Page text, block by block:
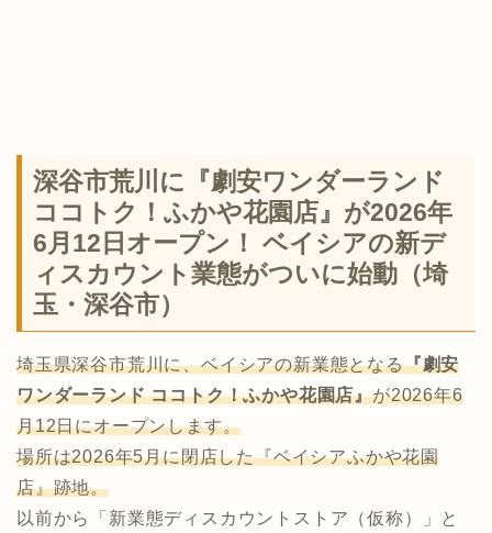
深谷市荒川に『劇安ワンダーランド
ココトク！ふかや花園店』が2026年
6月12日オープン！ ベイシアの新デ
ィスカウント業態がついに始動（埼
玉・深谷市）
埼玉県深谷市荒川に、ベイシアの新業態となる『劇安
ワンダーランド ココトク！ふかや花園店』が2026年6
月12日にオープンします。
場所は2026年5月に閉店した『ベイシアふかや花園
店』跡地。
以前から「新業態ディスカウントストア（仮称）」と